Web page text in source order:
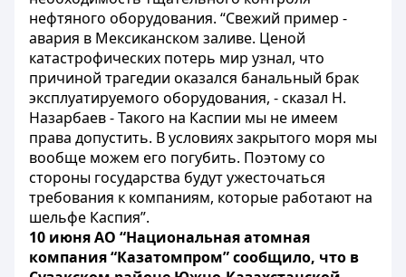
нефтяного оборудования. “Свежий пример -
авария в Мексиканском заливе. Ценой
катастрофических потерь мир узнал, что
причиной трагедии оказался банальный брак
эксплуатируемого оборудования, - сказал Н.
Назарбаев - Такого на Каспии мы не имеем
права допустить. В условиях закрытого моря мы
вообще можем его погубить. Поэтому со
стороны государства будут ужесточаться
требования к компаниям, которые работают на
шельфе Каспия”.
10 июня АО “Национальная атомная
компания “Казатомпром” сообщило, что в